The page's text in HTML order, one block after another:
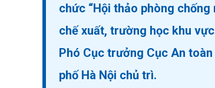
chức “Hội thảo phòng
chế xuất, trường học khu
Phó Cục trưởng Cục An
phố Hà Nội chủ trì.